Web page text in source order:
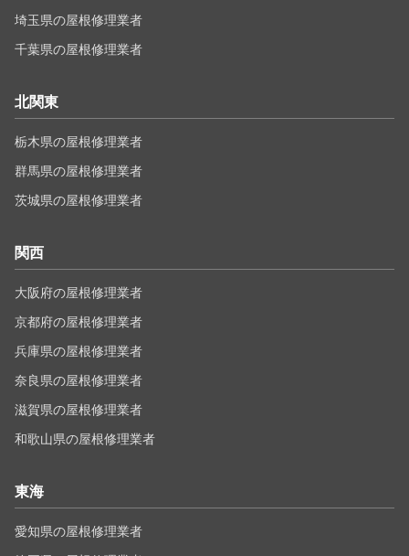
埼玉県の屋根修理業者
千葉県の屋根修理業者
北関東
栃木県の屋根修理業者
群馬県の屋根修理業者
茨城県の屋根修理業者
関西
大阪府の屋根修理業者
京都府の屋根修理業者
兵庫県の屋根修理業者
奈良県の屋根修理業者
滋賀県の屋根修理業者
和歌山県の屋根修理業者
東海
愛知県の屋根修理業者